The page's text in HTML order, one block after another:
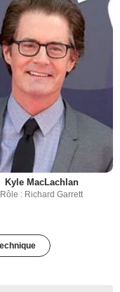
Kyle MacLachlan
Rôle : Richard Garrett